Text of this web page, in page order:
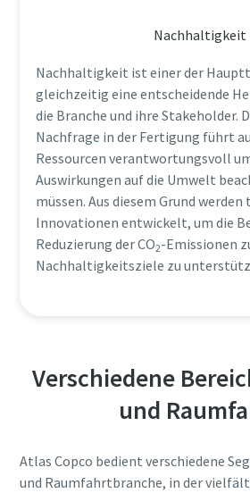
Nachhaltigkeit
Nachhaltigkeit ist einer der
gleichzeitig eine entscheidende
die Branche und ihre Stakeholder.
Nachfrage in der Fertigung führt
Ressourcen verantwortungsvoll
Auswirkungen auf die Umwelt
müssen. Aus diesem Grund
Innovationen entwickelt, um die
Reduzierung der CO2-Emissionen
Nachhaltigkeitsziele zu
Verschiedene
und
Atlas Copco bedient verschiedene
und Raumfahrtbranche, in der